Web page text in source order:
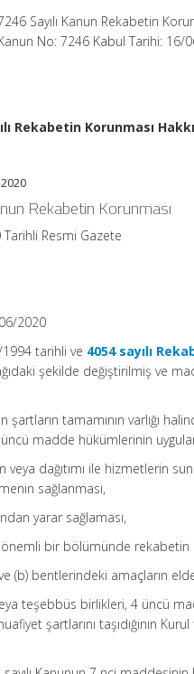
Sayılı Kanun Rekabetin
No: 7246 Kabul Tarihi:
Rekabetin Korunması
Rekabetin Korunması
Resmi Gazete
2020
tarihli ve 4054 sayılı
şekilde değiştirilmiş ve
şartların tamamının varlığı
madde hükümlerinin
veya dağıtımı ile hizmetlerin
sağlanması,
yarar sağlaması,
önemli bir bölümünde
(b) bentlerindeki amaçların
teşebbüs birlikleri, 4 üncü
şartlarını taşıdığının